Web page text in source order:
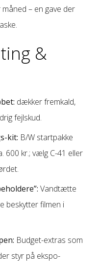
– en gave der
&
dækker fremkald,
fejlskud.
kit: B/W startpakke
600 kr.; vælg C-41 eller
Vandtætte
beskytter filmen i
Budget-extras som
styr på ekspo-